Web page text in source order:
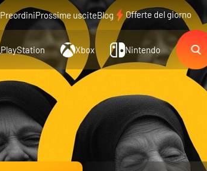
PreordiniProssime usciteBlog Offerte del giorno
PlayStation Xbox Nintendo